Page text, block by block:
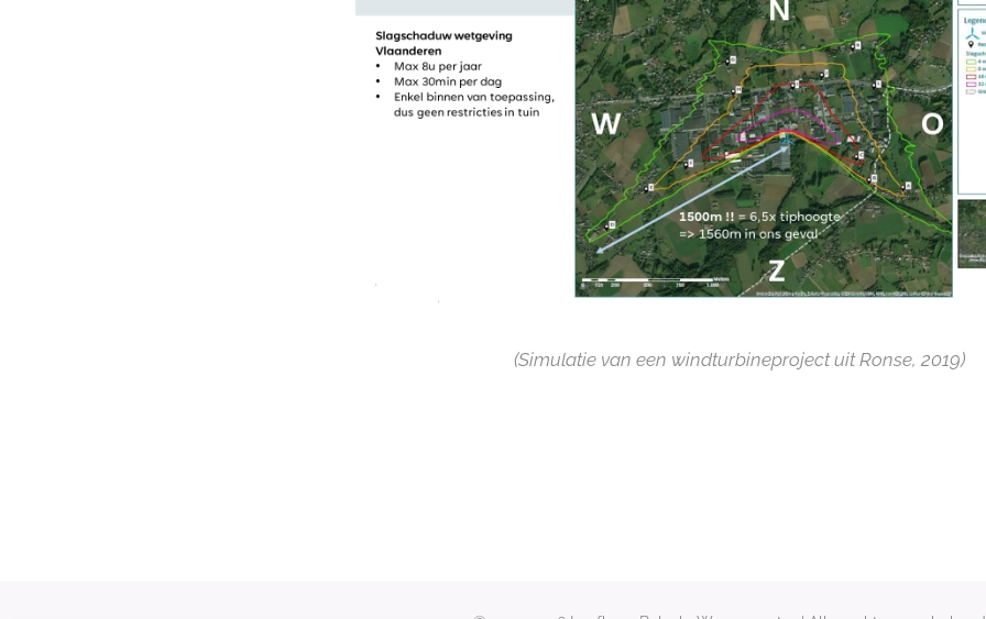
(Simulatie van een windturbineproject uit Ronse, 2019)